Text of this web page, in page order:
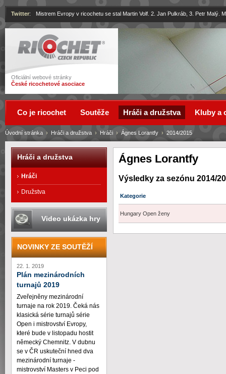
Ricochet
Oficiální webové stránky
České ricochetové asociace
Twitter: Mistrem Evropy v ricochetu se stal Martin Volf. 2. Jan Pulkráb, 3. Petr Malý.
Ágnes Lorantfy
Výsledky za sezónu 2014/
Kategorie
Hungary Open ženy
Úvodní stránka › Hráči a družstva › Hráči › Ágnes Lorantfy › 2014/2015
Co je ricochet Soutěže Hráči a družstva Kluby a
Hráči a družstva
Hráči
Družstva
Video ukázka hry
NOVINKY ZE SOUTĚŽÍ
22. 1. 2019
Plán mezinárodních
turnajů 2019
Zveřejněny mezinárodní
turnaje na rok 2019. Čeká nás
klasická série turnajů série
Open i mistrovství Evropy,
které bude v listopadu hostit
německý Chemnitz. V dubnu
se v ČR uskuteční hned dva
mezinárodní turnaje -
mistrovství Masters v Peci pod